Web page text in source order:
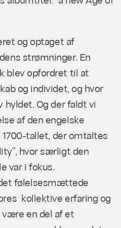
og optaget af
strømninger. En
blev opfordret til at
og individet, og hvor
hyldet. Og der faldt vi
af den engelske
tallet, der omtaltes
hvor særligt den
var i fokus.
følelsesmættede
kollektive erfaring og
en del af et